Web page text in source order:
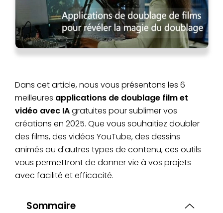
Dans cet article, nous vous présentons les 6
meilleures applications de doublage film et
vidéo avec IAgratuites pour sublimer vos
créations en 2025. Que vous souhaitiez doubler
des films, des vidéos YouTube, des dessins
animés ou d'autres types de contenu, ces outils
vous permettront de donner vie à vos projets
avec facilité et efficacité.
Sommaire